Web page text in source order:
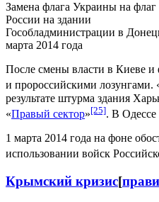
Замена флага Украины на флаг
России на здании
Гособладминистрации в
марта 2014 года
После смены власти в Киеве
и пророссийскими
результате штурма здания
«Правый сектор»[25]. В Одессе
1 марта 2014 года на фоне
использовании войск
Крымский кризис[